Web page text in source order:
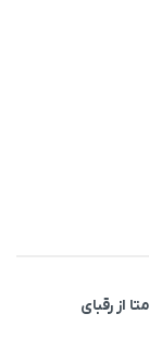
از رقبای